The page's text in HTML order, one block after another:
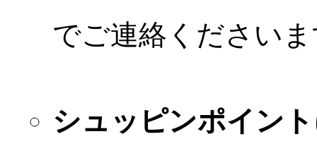
でご連絡ください
シュッピンポイン